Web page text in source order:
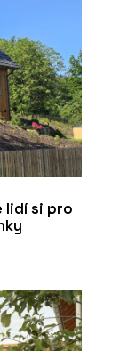
lidí si pro